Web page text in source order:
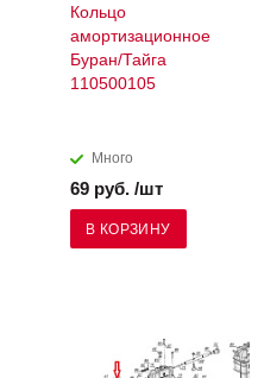
Кольцо
амортизационное
Буран/Тайга
110500105
Много
69 руб. /шт
В КОРЗИНУ